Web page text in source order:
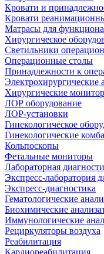
Кровати и
Кровати
Матрасы для
Хирургическое
Светильники
Операционные столы
Принадлежности к
Электрохирургические
Хирургические
ЛОР оборудование
ЛОР-установки
Гинекологическое
Гинекологические
Кольпоскопы
Фетальные мониторы
Лабораторная
Экспресс-лаборатория
Экспресс-диагностика
Гематологические
Биохимические
Иммунологические
Рециркуляторы воздуха
Реабилитация
Кардиореабилитация